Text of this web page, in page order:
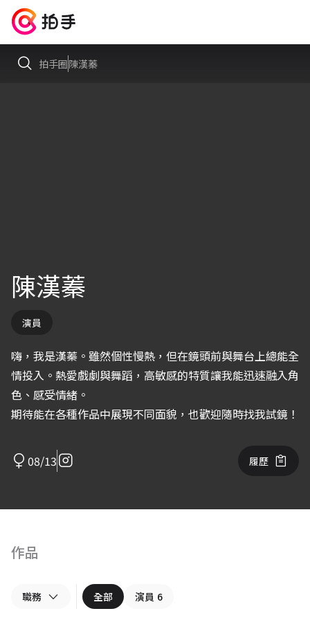
拍手圈陳漢蓁
陳漢蓁
演員
嗨，我是漢蓁。雖然個性慢熱，但在鏡頭前與舞台上總能全
情投入。熱愛戲劇與舞蹈，高敏感的特質讓我能迅速融入角
色、感受情緒。
期待能在各種作品中展現不同面貌，也歡迎隨時找我試鏡！
08/13 履歷
作品
職務 全部 演員 6